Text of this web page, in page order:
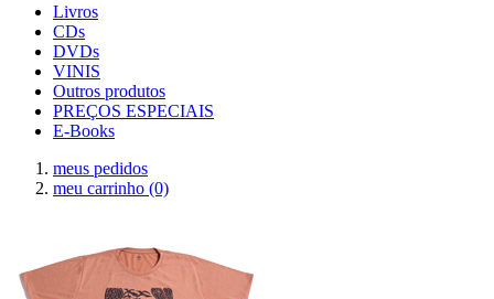
Livros
CDs
DVDs
VINIS
Outros produtos
PREÇOS ESPECIAIS
E-Books
meus pedidos
meu carrinho (0)